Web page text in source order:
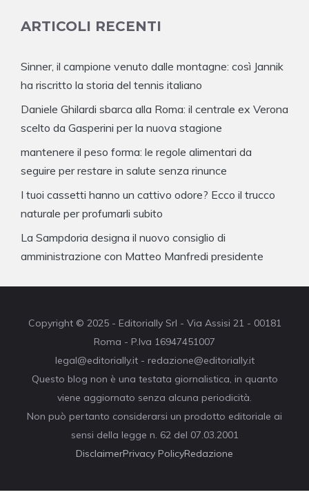
ARTICOLI RECENTI
Sinner, il campione venuto dalle montagne: così Jannik
ha riscritto la storia del tennis italiano
Daniele Ghilardi sbarca alla Roma: il centrale ex Verona
scelto da Gasperini per la nuova stagione
mantenere il peso forma: le regole alimentari da
seguire per restare in salute senza rinunce
I tuoi cassetti hanno un cattivo odore? Ecco il trucco
naturale per profumarli subito
La Sampdoria designa il nuovo consiglio di
amministrazione con Matteo Manfredi presidente
Copyright © 2025 - Editorially Srl - Via Assisi 21 - 00181
Roma - P.Iva 16947451007
legal@editorially.it - redazione@editorially.it
Questo blog non è una testata giornalistica, in quanto
viene aggiornato senza alcuna periodicità.
Non può pertanto considerarsi un prodotto editoriale ai
sensi della legge n. 62 del 07.03.2001
DisclaimerPrivacy PolicyRedazione